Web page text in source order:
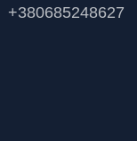
+380685248627